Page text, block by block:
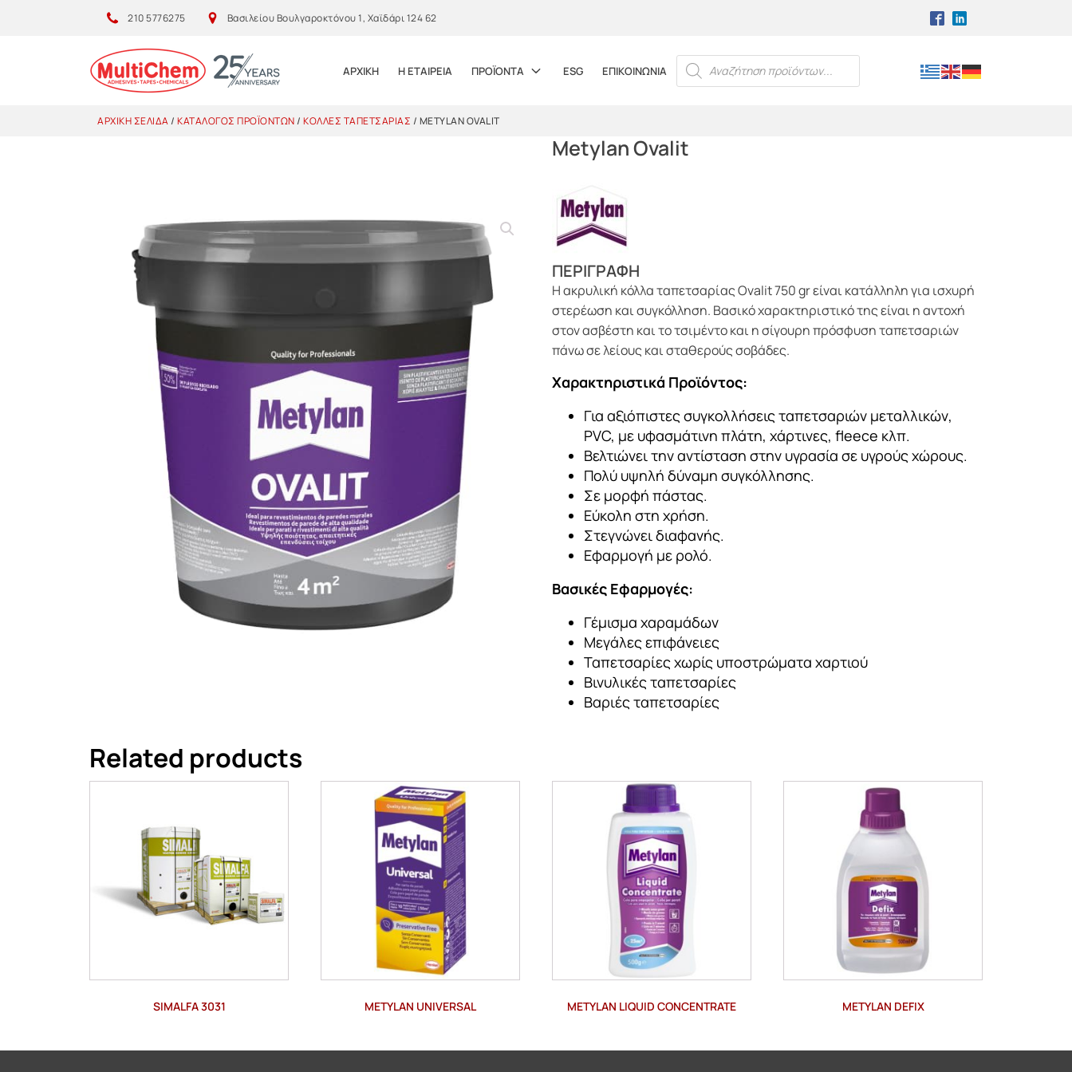
210 5776275 Βασιλείου Βουλγαροκτόνου 1, Χαϊδάρι 124 62
ΑΡΧΙΚΗ Η ΕΤΑΙΡΕΙΑ ΠΡΟΪΟΝΤΑ ESG ΕΠΙΚΟΙΝΩΝΙΑ PRODUCTS SEARCH
ΑΡΧΙΚΉ ΣΕΛΊΔΑ/ ΚΑΤΆΛΟΓΟΣ ΠΡΟΪΌΝΤΩΝ/ ΚΌΛΛΕΣ ΤΑΠΕΤΣΑΡΊΑΣ / METYLAN OVALIT
Metylan Ovalit
ΠΕΡΙΓΡΑΦΗ
Η ακρυλική κόλλα ταπετσαρίας Ovalit 750 gr είναι κατάλληλη για ισχυρή
στερέωση και συγκόλληση. Βασικό χαρακτηριστικό της είναι η αντοχή
στον ασβέστη και το τσιμέντο και η σίγουρη πρόσφυση ταπετσαριών
πάνω σε λείους και σταθερούς σοβάδες.
Χαρακτηριστικά Προϊόντος:
Για αξιόπιστες συγκολλήσεις ταπετσαριών μεταλλικών,
PVC, με υφασμάτινη πλάτη, χάρτινες, fleece κλπ.
Βελτιώνει την αντίσταση στην υγρασία σε υγρούς χώρους.
Πολύ υψηλή δύναμη συγκόλλησης.
Σε μορφή πάστας.
Εύκολη στη χρήση.
Στεγνώνει διαφανής.
Εφαρμογή με ρολό.
Βασικές Εφαρμογές:
Γέμισμα χαραμάδων
Μεγάλες επιφάνειες
Ταπετσαρίες χωρίς υποστρώματα χαρτιού
Βινυλικές ταπετσαρίες
Βαριές ταπετσαρίες
Related products
SIMALFA 3031 METYLAN UNIVERSAL METYLAN LIQUID CONCENTRATE METYLAN DEFIX